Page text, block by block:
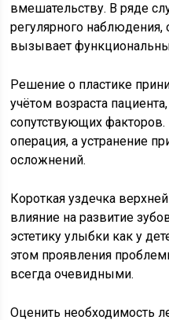
вмешательству. В ряде
регулярного наблюдения,
вызывает
Решение о пластике
учётом возраста
сопутствующих
операция, а устранение
осложнений.
Короткая уздечка
влияние на развитие
эстетику улыбки как у
этом проявления
всегда очевидными.
Оценить необходимость